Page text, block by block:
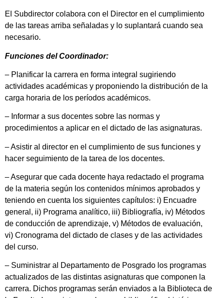
El Subdirector colabora con el Director en el cumplimiento
de las tareas arriba señaladas y lo suplantará cuando sea
necesario.
Funciones del Coordinador:
– Planificar la carrera en forma integral sugiriendo
actividades académicas y proponiendo la distribución de la
carga horaria de los períodos académicos.
– Informar a sus docentes sobre las normas y
procedimientos a aplicar en el dictado de las asignaturas.
– Asistir al director en el cumplimiento de sus funciones y
hacer seguimiento de la tarea de los docentes.
– Asegurar que cada docente haya redactado el programa
de la materia según los contenidos mínimos aprobados y
teniendo en cuenta los siguientes capítulos: i) Encuadre
general, ii) Programa analítico, iii) Bibliografía, iv) Métodos
de conducción de aprendizaje, v) Métodos de evaluación,
vi) Cronograma del dictado de clases y de las actividades
del curso.
– Suministrar al Departamento de Posgrado los programas
actualizados de las distintas asignaturas que componen la
carrera. Dichos programas serán enviados a la Biblioteca de